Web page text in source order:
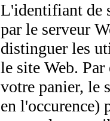
L'identifiant de
par le serveur Web à chaque utilisateur du site.
distinguer les
le site Web.
votre panier, le serveur doit savoir
en l'occurence)